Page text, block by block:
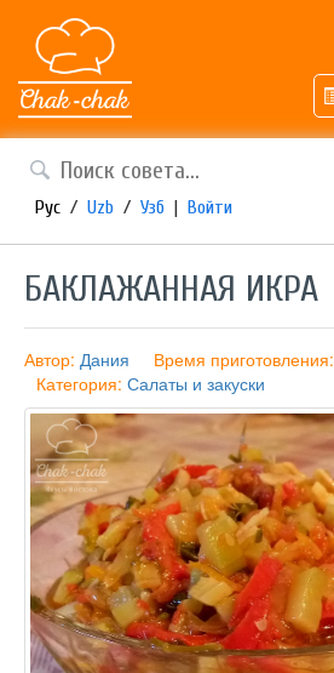
Рус / Uzb / Узб | Войти
БАКЛАЖАННАЯ ИКРА
Автор: Дания Время приготовления:
Категория: Салаты и закуски